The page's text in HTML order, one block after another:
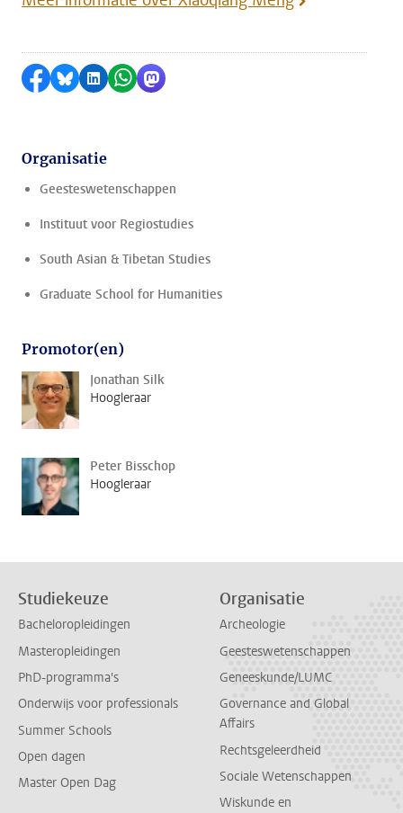
Delen op Facebook
Delen via Bluesky
Delen op LinkedIn
Delen via WhatsApp
Delen via Mastodon
Organisatie
Geesteswetenschappen
Instituut voor Regiostudies
South Asian & Tibetan Studies
Graduate School for Humanities
Promotor(en)
Jonathan Silk
Hoogleraar
Peter Bisschop
Hoogleraar
Studiekeuze
Bacheloropleidingen
Masteropleidingen
PhD-programma's
Onderwijs voor professionals
Summer Schools
Open dagen
Master Open Dag
Organisatie
Archeologie
Geesteswetenschappen
Geneeskunde/LUMC
Governance and Global
Affairs
Rechtsgeleerdheid
Sociale Wetenschappen
Wiskunde en